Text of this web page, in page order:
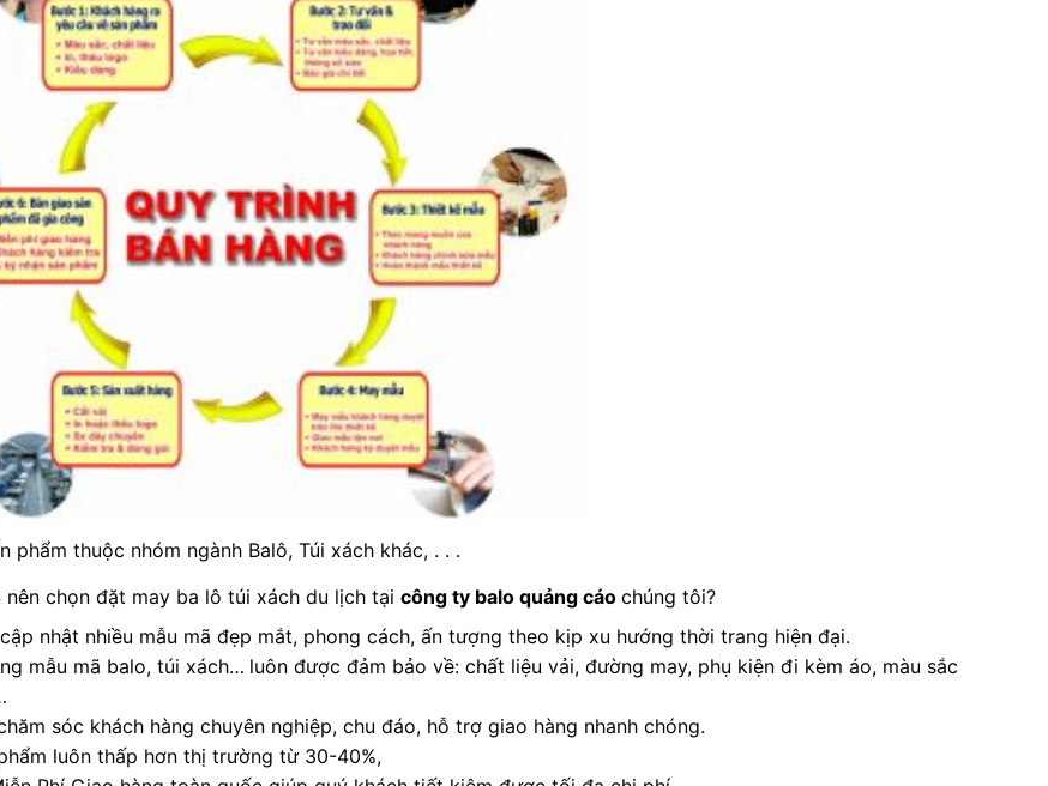
phẩm thuộc nhóm ngành Balô, Túi xách khác, . . .
nên chọn đặt may ba lô túi xách du lịch tạicông ty balo quảng cáochúng tôi?
nhật nhiều mẫu mã đẹp mắt, phong cách, ấn tượng theo kịp xu hướng thời trang hiện đại.
mẫu mã balo, túi xách… luôn được đảm bảo về: chất liệu vải, đường may, phụ kiện đi kèm áo, màu sắc
sóc khách hàng chuyên nghiệp, chu đáo, hỗ trợ giao hàng nhanh chóng.
luôn thấp hơn thị trường từ 30-40%,